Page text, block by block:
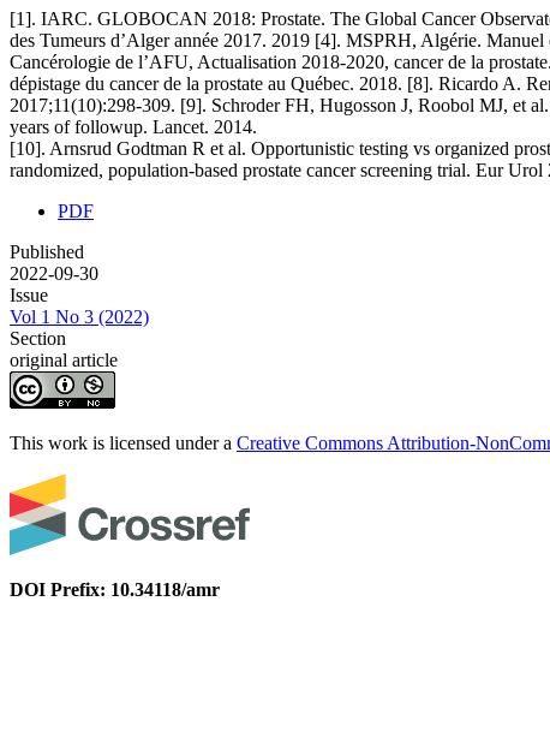
[1]. IARC. GLOBOCAN 2018: Prostate. The Global Cancer
des Tumeurs d’Alger année 2017. 2019 [4]. MSPRH, Algérie.
Cancérologie de l’AFU, Actualisation 2018-2020, cancer de la
dépistage du cancer de la prostate au Québec. 2018. [8]. Ricardo A.
2017;11(10):298-309. [9]. Schroder FH, Hugosson J, Roobol MJ, et
years of followup. Lancet. 2014.
[10]. Arnsrud Godtman R et al. Opportunistic testing vs organized
randomized, population-based prostate cancer screening trial. Eur Urol
PDF
Published
2022-09-30
Issue
Vol 1 No 3 (2022)
Section
original article
This work is licensed under a Creative Commons Attribution-
DOI Prefix: 10.34118/amr